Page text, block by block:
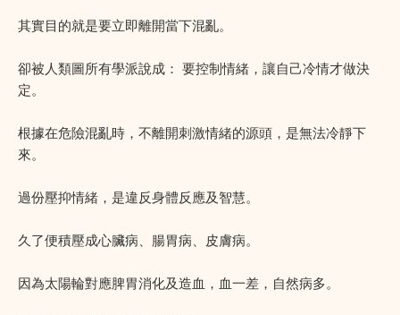
其實目的就是要立即離開當下混亂。
卻被人類圖所有學派說成： 要控制情緒，讓自己冷情才做決
定。
根據在危險混亂時，不離開刺激情緒的源頭，是無法冷靜下
來。
過份壓抑情緒，是違反身體反應及智慧。
久了便積壓成心臟病、腸胃病、皮膚病。
因為太陽輪對應脾胃消化及造血，血一差，自然病多。